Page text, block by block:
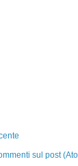
sul post